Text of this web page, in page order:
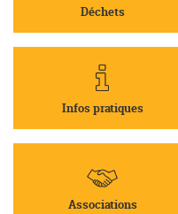
Déchets
Infos pratiques
Associations